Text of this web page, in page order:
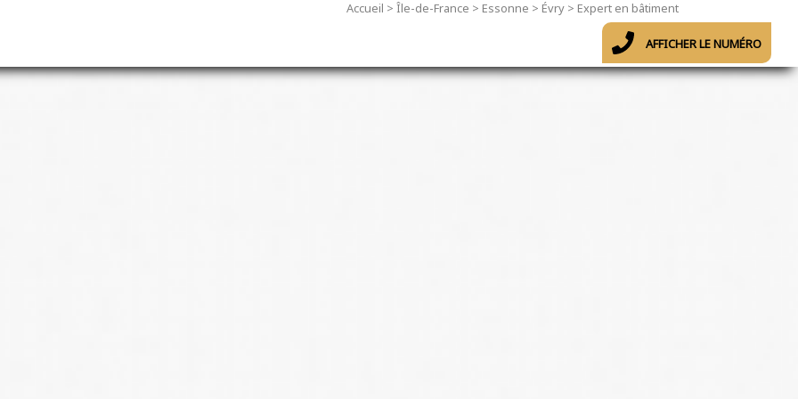
Accueil > Île-de-France > Essonne > Évry> Expert en bâtiment
AFFICHER LE NUMÉRO